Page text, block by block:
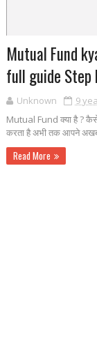
Mutual Fund
full guide Step
Unknown
9
Mutual Fund क्या है ?
करता है अभी तक आपने
Read More